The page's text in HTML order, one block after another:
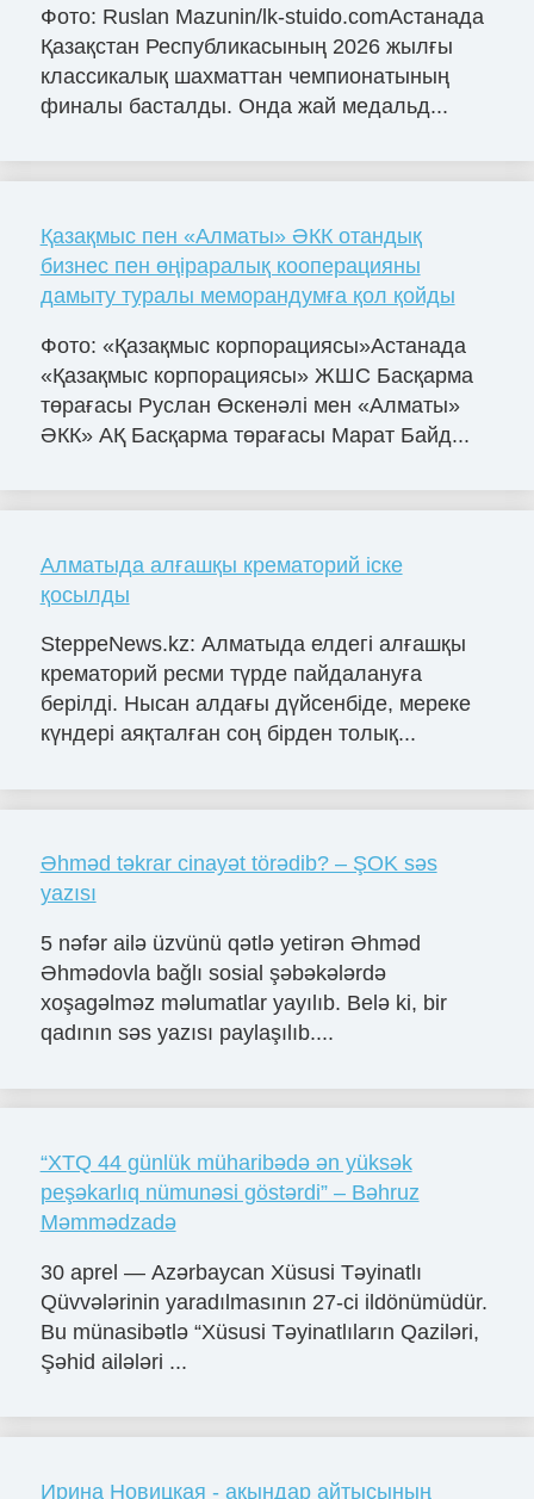
Фото: Ruslan Mazunin/lk-stuido.comАстанада
Қазақстан Республикасының 2026 жылғы
классикалық шахматтан чемпионатының
финалы басталды. Онда жай медальд...
Қазақмыс пен «Алматы» ӘКК отандық
бизнес пен өңіраралық кооперацияны
дамыту туралы меморандумға қол қойды
Фото: «Қазақмыс корпорациясы»Астанада
«Қазақмыс корпорациясы» ЖШС Басқарма
төрағасы Руслан Өскенәлі мен «Алматы»
ӘКК» АҚ Басқарма төрағасы Марат Байд...
Алматыда алғашқы крематорий іске
қосылды
SteppeNews.kz: Алматыда елдегі алғашқы
крематорий ресми түрде пайдалануға
берілді. Нысан алдағы дүйсенбіде, мереке
күндері аяқталған соң бірден толық...
Əhməd təkrar cinayət törədib? – ŞOK səs
yazısı
5 nəfər ailə üzvünü qətlə yetirən Əhməd
Əhmədovla bağlı sosial şəbəkələrdə
xoşagəlməz məlumatlar yayılıb. Belə ki, bir
qadının səs yazısı paylaşılıb....
“XTQ 44 günlük müharibədə ən yüksək
peşəkarlıq nümunəsi göstərdi” – Bəhruz
Məmmədzadə
30 aprel — Azərbaycan Xüsusi Təyinatlı
Qüvvələrinin yaradılmasının 27-ci ildönümüdür.
Bu münasibətlə “Xüsusi Təyinatlıların Qaziləri,
Şəhid ailələri ...
Ирина Новицкая - ақындар айтысының